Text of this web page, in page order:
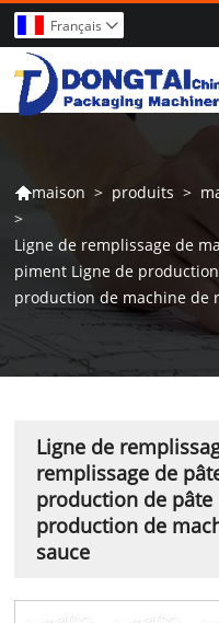
Français 
maison > produits >
>
Ligne de remplissage de
piment Ligne de
production de machine de
Ligne de
remplissage de
production de pâte
production de
sauce